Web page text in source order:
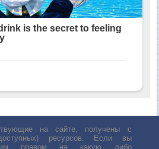
на сайте, получены с
ресурсов. Если вы
правом на какую либо